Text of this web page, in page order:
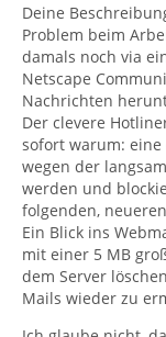
Deine
Problem beim
damals noch via
Netscape
Nachrichten
Der clevere
sofort warum:
wegen der
werden und
folgenden,
Ein Blick ins
mit einer 5 MB
dem Server
Mails wieder zu